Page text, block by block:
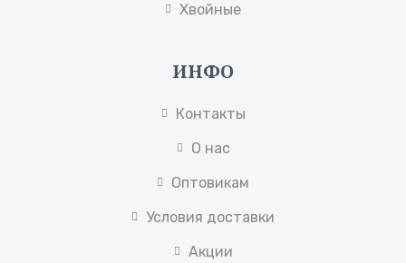
Хвойные
ИНФО
Контакты
О нас
Оптовикам
Условия доставки
Акции